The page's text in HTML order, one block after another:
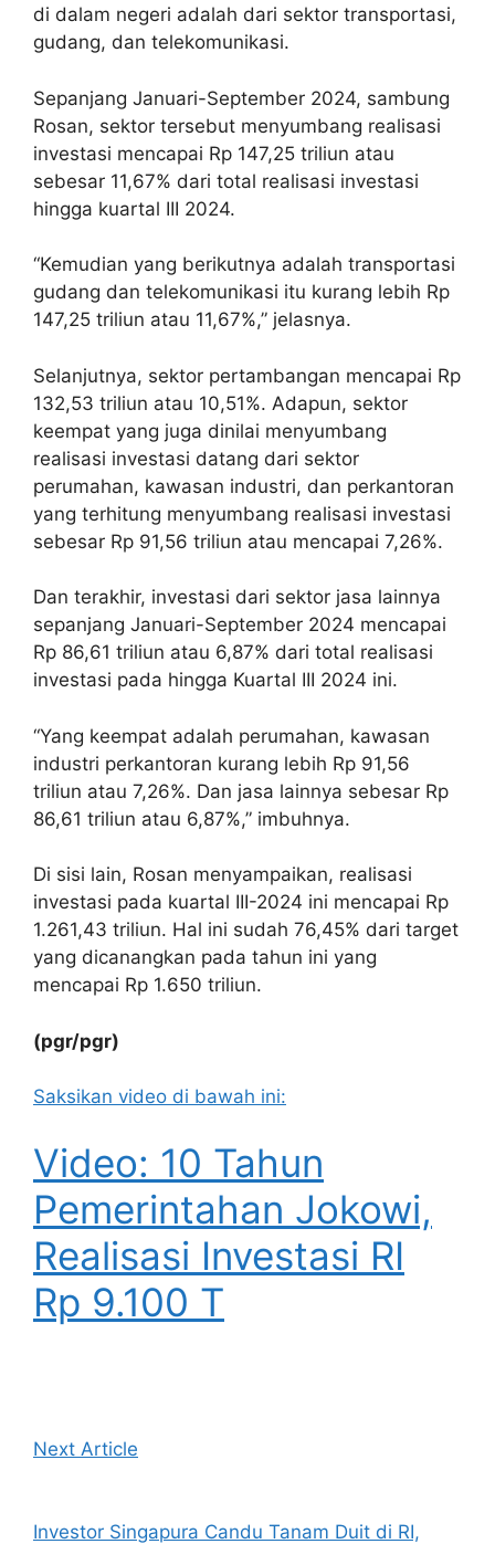
di dalam negeri adalah dari sektor transportasi,
gudang, dan telekomunikasi.
Sepanjang Januari-September 2024, sambung
Rosan, sektor tersebut menyumbang realisasi
investasi mencapai Rp 147,25 triliun atau
sebesar 11,67% dari total realisasi investasi
hingga kuartal III 2024.
“Kemudian yang berikutnya adalah transportasi
gudang dan telekomunikasi itu kurang lebih Rp
147,25 triliun atau 11,67%,” jelasnya.
Selanjutnya, sektor pertambangan mencapai Rp
132,53 triliun atau 10,51%. Adapun, sektor
keempat yang juga dinilai menyumbang
realisasi investasi datang dari sektor
perumahan, kawasan industri, dan perkantoran
yang terhitung menyumbang realisasi investasi
sebesar Rp 91,56 triliun atau mencapai 7,26%.
Dan terakhir, investasi dari sektor jasa lainnya
sepanjang Januari-September 2024 mencapai
Rp 86,61 triliun atau 6,87% dari total realisasi
investasi pada hingga Kuartal III 2024 ini.
“Yang keempat adalah perumahan, kawasan
industri perkantoran kurang lebih Rp 91,56
triliun atau 7,26%. Dan jasa lainnya sebesar Rp
86,61 triliun atau 6,87%,” imbuhnya.
Di sisi lain, Rosan menyampaikan, realisasi
investasi pada kuartal III-2024 ini mencapai Rp
1.261,43 triliun. Hal ini sudah 76,45% dari target
yang dicanangkan pada tahun ini yang
mencapai Rp 1.650 triliun.
(pgr/pgr)
Saksikan video di bawah ini:
Video: 10 Tahun
Pemerintahan Jokowi,
Realisasi Investasi RI
Rp 9.100 T
Next Article
Investor Singapura Candu Tanam Duit di RI,